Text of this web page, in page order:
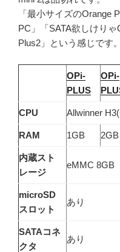
「最小サイズのOrange
PC」「SATA欲しけり
Plus2」という感じです。
OPi-
PLUS
OPi-
CPU Allwinner
RAM 1GB 2GB
内蔵スト
レージ
eMMC 8GB
microSD
スロット
あり
SATAコネ
クタ
あり